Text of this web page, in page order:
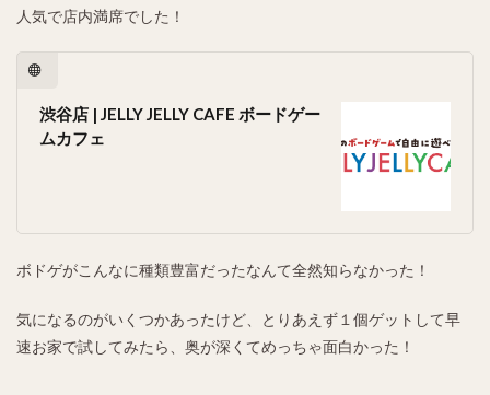
人気で店内満席でした！
渋谷店 | JELLY JELLY CAFE ボードゲー
ムカフェ
ボドゲがこんなに種類豊富だったなんて全然知らなかった！
気になるのがいくつかあったけど、とりあえず１個ゲットして早
速お家で試してみたら、奥が深くてめっちゃ面白かった！